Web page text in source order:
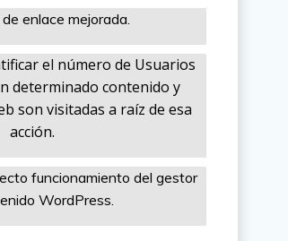
enlace mejorada.
el número de Usuarios
determinado contenido y
son visitadas a raíz de esa
acción.
funcionamiento del gestor
WordPress.